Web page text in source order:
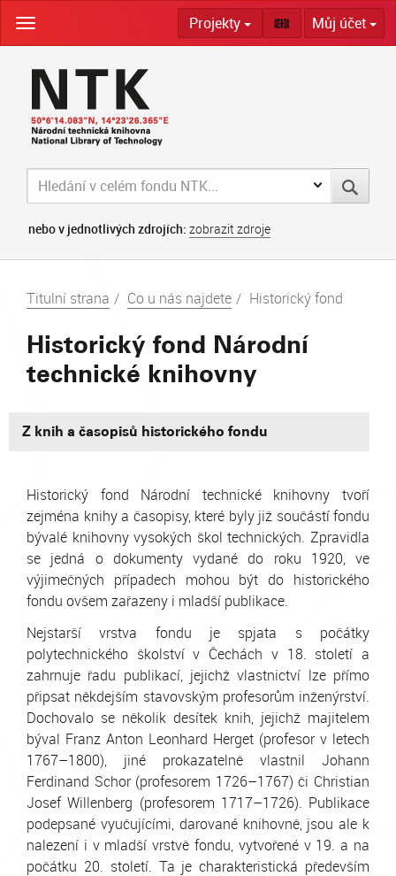
navigation
nebo v jednotlivých zdrojích: zobrazit zdroje
Projekty Můj účet
Titulní strana Co u nás najdete Historický fond
Historický fond Národní
technické knihovny
Z knih a časopisů historického fondu
Historický fond Národní technické knihovny tvoří
zejména knihy a časopisy, které byly již součástí fondu
bývalé knihovny vysokých škol technických. Zpravidla
se jedná o dokumenty vydané do roku 1920, ve
výjimečných případech mohou být do historického
fondu ovšem zařazeny i mladší publikace.
Nejstarší vrstva fondu je spjata s počátky
polytechnického školství v Čechách v 18. století a
zahrnuje řadu publikací, jejichž vlastnictví lze přímo
připsat někdejším stavovským profesorům inženýrství.
Dochovalo se několik desítek knih, jejichž majitelem
býval Franz Anton Leonhard Herget (profesor v letech
1767–1800), jiné prokazatelně vlastnil Johann
Ferdinand Schor (profesorem 1726–1767) či Christian
Josef Willenberg (profesorem 1717–1726). Publikace
podepsané vyučujícími, darované knihovně, jsou ale k
nalezení i v mladší vrstvě fondu, vytvořené v 19. a na
počátku 20. století. Ta je charakteristická především